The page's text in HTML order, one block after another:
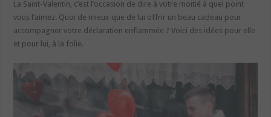
La Saint-Valentin, c’est l’occasion de dire à votre moitié à quel point
vous l’aimez. Quoi de mieux que de lui offrir un beau cadeau pour
accompagner votre déclaration enflammée ? Voici des idées pour elle
et pour lui, à la folie.